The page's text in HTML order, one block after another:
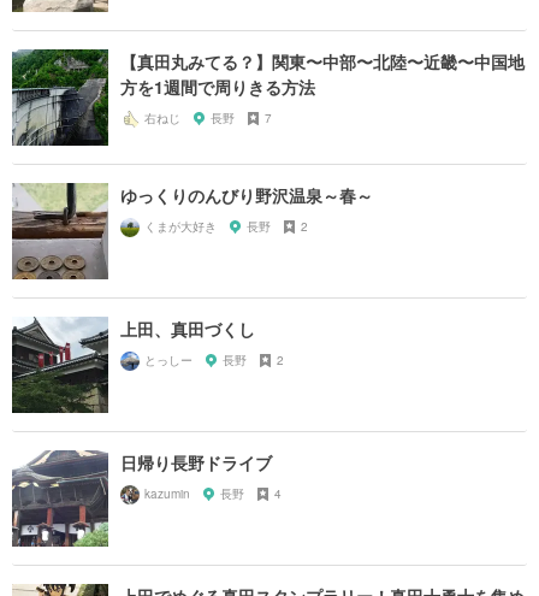
【真田丸みてる？】関東〜中部〜北陸〜近畿〜中国地
方を1週間で周りきる方法
右ねじ 長野 7
ゆっくりのんびり野沢温泉～春～
くまが大好き 長野 2
上田、真田づくし
とっしー 長野 2
日帰り長野ドライブ
kazumin 長野 4